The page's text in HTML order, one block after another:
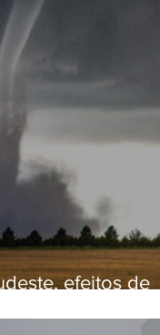
efeitos de
população